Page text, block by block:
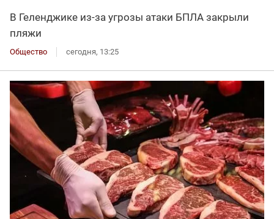
В Геленджике из-за угрозы атаки БПЛА закрыли
пляжи
Общество сегодня, 13:25